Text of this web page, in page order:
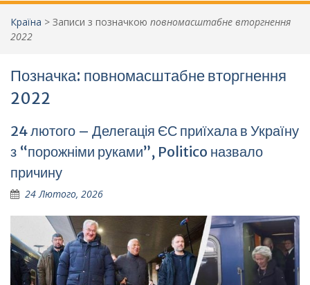
Країна > Записи з позначкою повномасштабне вторгнення
2022
Позначка: повномасштабне вторгнення
2022
24 лютого – Делегація ЄС приїхала в Україну
з “порожніми руками”, Politico назвало
причину
24 Лютого, 2026